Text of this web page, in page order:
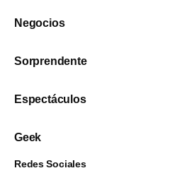
Negocios
Sorprendente
Espectáculos
Geek
Redes Sociales